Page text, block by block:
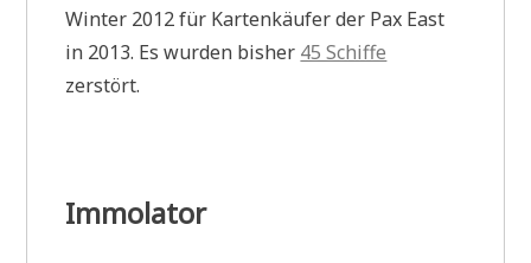
Winter 2012 für Kartenkäufer der Pax East
in 2013. Es wurden bisher 45 Schiffe
zerstört.
Immolator